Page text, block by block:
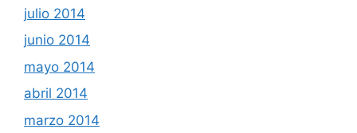
julio 2014
junio 2014
mayo 2014
abril 2014
marzo 2014